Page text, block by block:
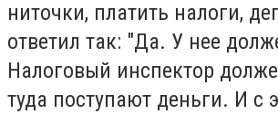
ниточки, платить налоги,
ответил так: "Да. У нее
Налоговый инспектор
туда поступают деньги. И с